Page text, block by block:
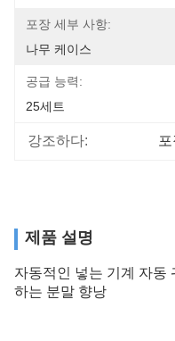
포장 세부 사항:
나무 케이스
공급 능력:
25세트
강조하다: 포
제품 설명
자동적인 넣는 기계 자동
하는 분말 향낭